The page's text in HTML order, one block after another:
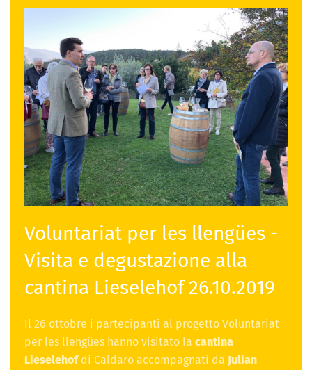
Voluntariat per les llengües -
Visita e degustazione alla
cantina Lieselehof 26.10.2019
Il 26 ottobre i partecipanti al progetto Voluntariat
per les llengües hanno visitato la cantina
Lieselehofdi Caldaro accompagnati da Julian